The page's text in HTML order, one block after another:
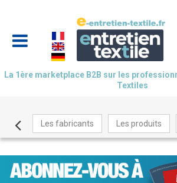
La 1ère marketplace B2B sur les
Textiles
Les fabricants Les produits